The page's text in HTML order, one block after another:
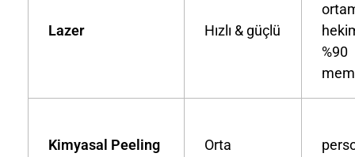
Lazer Hızlı & güçlü
%90
Kimyasal Peeling Orta